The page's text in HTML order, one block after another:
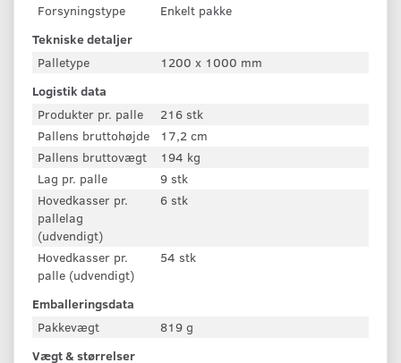
Forsyningstype
Enkelt pakke
Tekniske detaljer
Palletype
1200 x 1000 mm
Logistik data
Produkter pr. palle
216 stk
Pallens bruttohøjde
17,2 cm
Pallens bruttovægt
194 kg
Lag pr. palle
9 stk
Hovedkasser pr.
pallelag
(udvendigt)
6 stk
Hovedkasser pr.
palle (udvendigt)
54 stk
Emballeringsdata
Pakkevægt
819 g
Vægt & størrelser